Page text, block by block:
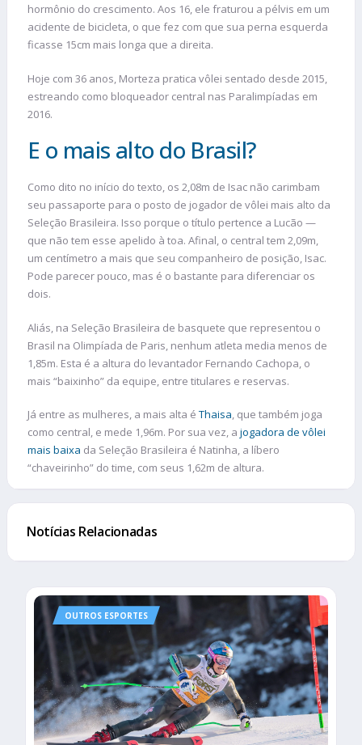
hormônio do crescimento. Aos 16, ele fraturou a pélvis em um
acidente de bicicleta, o que fez com que sua perna esquerda
ficasse 15cm mais longa que a direita.
Hoje com 36 anos, Morteza pratica vôlei sentado desde 2015,
estreando como bloqueador central nas Paralimpíadas em
2016.
E o mais alto do Brasil?
Como dito no início do texto, os 2,08m de Isac não carimbam
seu passaporte para o posto de jogador de vôlei mais alto da
Seleção Brasileira. Isso porque o título pertence a Lucão —
que não tem esse apelido à toa. Afinal, o central tem 2,09m,
um centímetro a mais que seu companheiro de posição, Isac.
Pode parecer pouco, mas é o bastante para diferenciar os
dois.
Aliás, na Seleção Brasileira de basquete que representou o
Brasil na Olimpíada de Paris, nenhum atleta media menos de
1,85m. Esta é a altura do levantador Fernando Cachopa, o
mais “baixinho” da equipe, entre titulares e reservas.
Já entre as mulheres, a mais alta é Thaisa, que também joga
como central, e mede 1,96m. Por sua vez, a jogadora de vôlei
mais baixa da Seleção Brasileira é Natinha, a líbero
“chaveirinho” do time, com seus 1,62m de altura.
Notícias Relacionadas
OUTROS ESPORTES